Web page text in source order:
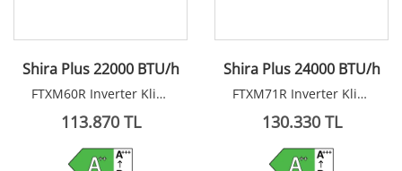
Shira Plus 22000 BTU/h
FTXM60R Inverter Klima R32
113.870 TL
Shira Plus 24000 BTU/h
FTXM71R Inverter Klima R32
130.330 TL